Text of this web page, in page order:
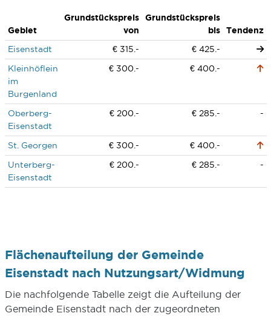
Gebiet
Grundstückspreis
von
Grundstückspreis
bis
Tendenz
Eisenstadt
€ 315.-
€ 425.-
Kleinhöflein
im
Burgenland
€ 300.- € 400.-
Oberberg-
Eisenstadt
€ 200.- € 285.- -
St. Georgen € 300.-
€ 400.-
Unterberg-
Eisenstadt
€ 200.- € 285.- -
Flächenaufteilung der Gemeinde
Eisenstadt nach Nutzungsart/Widmung
Die nachfolgende Tabelle zeigt die Aufteilung der
Gemeinde Eisenstadt nach der zugeordneten